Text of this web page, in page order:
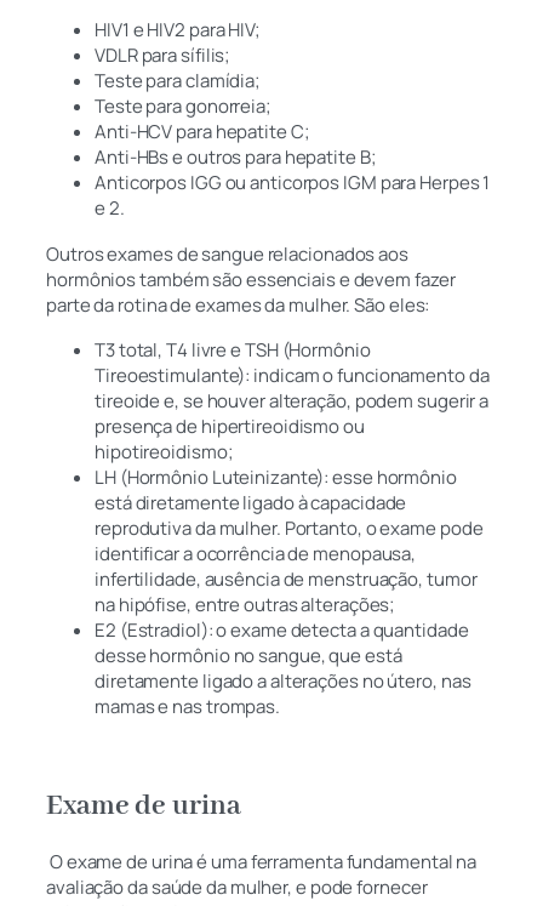
HIV1 e HIV2 para HIV;
VDLR para sífilis;
Teste para clamídia;
Teste para gonorreia;
Anti-HCV para hepatite C;
Anti-HBs e outros para hepatite B;
Anticorpos IGG ou anticorpos IGM para Herpes 1
e 2.
Outros exames de sangue relacionados aos
hormônios também são essenciais e devem fazer
parte da rotina de exames da mulher. São eles:
T3 total, T4 livre e TSH (Hormônio
Tireoestimulante): indicam o funcionamento da
tireoide e, se houver alteração, podem sugerir a
presença de hipertireoidismo ou
hipotireoidismo;
LH (Hormônio Luteinizante): esse hormônio
está diretamente ligado à capacidade
reprodutiva da mulher. Portanto, o exame pode
identificar a ocorrência de menopausa,
infertilidade, ausência de menstruação, tumor
na hipófise, entre outras alterações;
E2 (Estradiol): o exame detecta a quantidade
desse hormônio no sangue, que está
diretamente ligado a alterações no útero, nas
mamas e nas trompas.
Exame de urina
O exame de urina é uma ferramenta fundamental na
avaliação da saúde da mulher, e pode fornecer